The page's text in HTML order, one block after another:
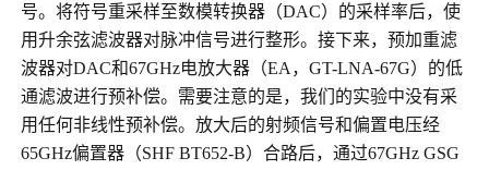
号。将符号重采样至数模转换器（DAC）的采样率后，使
用升余弦滤波器对脉冲信号进行整形。接下来，预加重滤
波器对DAC和67GHz电放大器（EA，GT-LNA-67G）的低
通滤波进行预补偿。需要注意的是，我们的实验中没有采
用任何非线性预补偿。放大后的射频信号和偏置电压经
65GHz偏置器（SHF BT652-B）合路后，通过67GHz GSG